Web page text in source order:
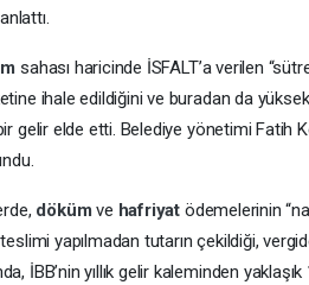
sahası haricinde İSFALT’a verilen
ihale edildiğini ve buradan da
gelir elde etti. Belediye yönetimi Fatih
dökümve hafriyat ödemelerinin
yapılmadan tutarın çekildiği,
İBB’nin yıllık gelir kaleminden